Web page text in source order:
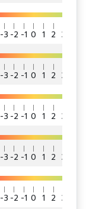
-3 -2 -1 0 1 2 3
-3 -2 -1 0 1 2 3
-3 -2 -1 0 1 2 3
-3 -2 -1 0 1 2 3
-3 -2 -1 0 1 2 3